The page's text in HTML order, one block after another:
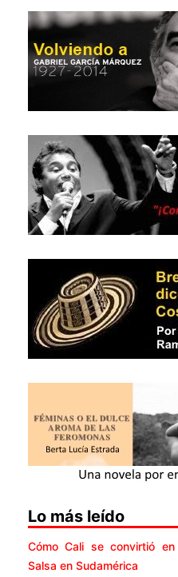
Lo más leído
Cómo Cali se convirtió
Salsa en Sudamérica